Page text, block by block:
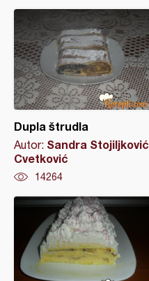
Dupla štrudla
Autor: Sandra Stojiljković
Cvetković
14264